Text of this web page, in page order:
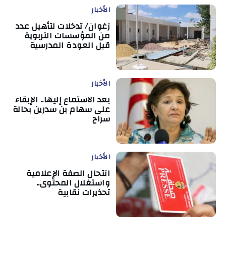
الأخبار
زغوان/ تدخلات لتأهيل عدد
من المؤسسات التربوية
قبل العودة المدرسية
الأخبار
بعد الاستماع إليها.. الإبقاء
على سهام بن سدرين بحالة
سراح
الأخبار
انتحال الصفة الإعلامية
واستغلال المحتوى..
تحذيرات نقابية